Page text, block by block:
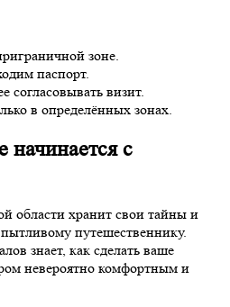
зоне.
паспорт.
согласовывать визит.
в определённых зонах.
начинается с
области хранит свои тайны и
путешественнику.
знает, как сделать ваше
невероятно комфортным и